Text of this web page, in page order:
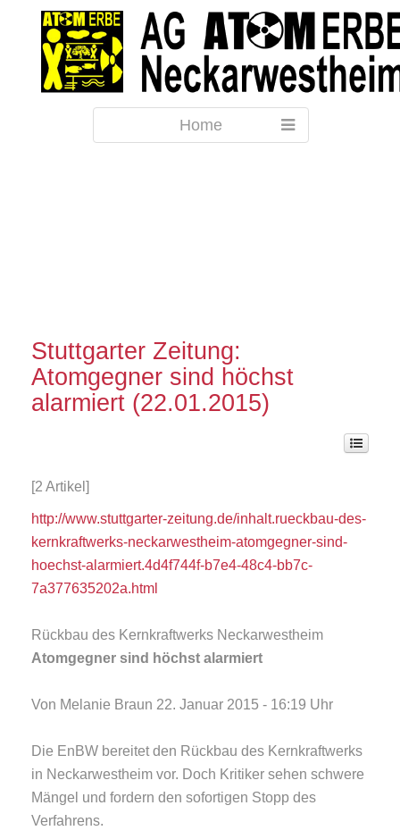
Home
Stuttgarter Zeitung:
Atomgegner sind höchst
alarmiert (22.01.2015)
[2 Artikel]
http://www.stuttgarter-zeitung.de/inhalt.rueckbau-des-
kernkraftwerks-neckarwestheim-atomgegner-sind-
hoechst-alarmiert.4d4f744f-b7e4-48c4-bb7c-
7a377635202a.html
Rückbau des Kernkraftwerks Neckarwestheim
Atomgegner sind höchst alarmiert
Von Melanie Braun 22. Januar 2015 - 16:19 Uhr
Die EnBW bereitet den Rückbau des Kernkraftwerks
in Neckarwestheim vor. Doch Kritiker sehen schwere
Mängel und fordern den sofortigen Stopp des
Verfahrens.